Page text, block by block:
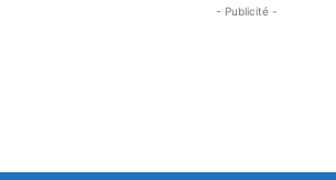
- Publicité -